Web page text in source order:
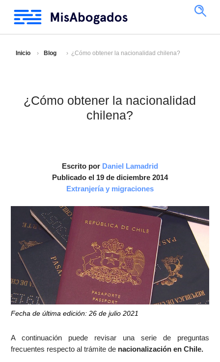
Inicio Blog ¿Cómo obtener la nacionalidad chilena?
¿Cómo obtener la nacionalidad
chilena?
Escrito por Daniel Lamadrid
Publicado el 19 de diciembre 2014
Extranjería y migraciones
Fecha de última edición: 26 de julio 2021
A continuación puede revisar una serie de preguntas
frecuentes respecto al trámite de nacionalización en Chile.